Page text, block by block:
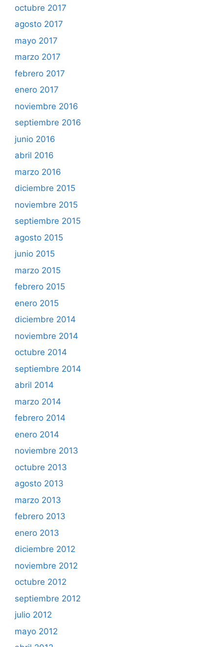
octubre 2017
agosto 2017
mayo 2017
marzo 2017
febrero 2017
enero 2017
noviembre 2016
septiembre 2016
junio 2016
abril 2016
marzo 2016
diciembre 2015
noviembre 2015
septiembre 2015
agosto 2015
junio 2015
marzo 2015
febrero 2015
enero 2015
diciembre 2014
noviembre 2014
octubre 2014
septiembre 2014
abril 2014
marzo 2014
febrero 2014
enero 2014
noviembre 2013
octubre 2013
agosto 2013
marzo 2013
febrero 2013
enero 2013
diciembre 2012
noviembre 2012
octubre 2012
septiembre 2012
julio 2012
mayo 2012